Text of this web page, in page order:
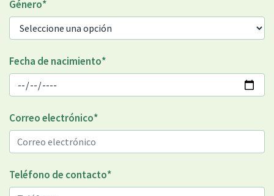
Género*
Fecha de nacimiento*
Correo electrónico*
Teléfono de contacto*